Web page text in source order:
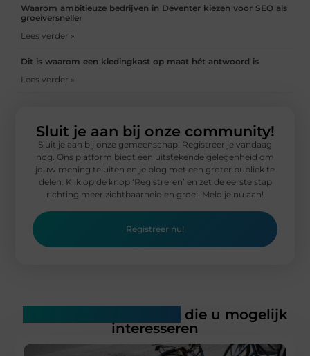
Waarom ambitieuze bedrijven in Deventer kiezen voor SEO als
groeiversneller
Lees verder »
Dit is waarom een kledingkast op maat hét antwoord is
Lees verder »
Sluit je aan bij onze community!
Sluit je aan bij onze gemeenschap! Registreer je vandaag
nog. Ons platform biedt een uitstekende gelegenheid om
jouw mening te uiten en je blog met een groter publiek te
delen. Klik op de knop ‘Registreren’ en zet de eerste stap
richting meer zichtbaarheid en groei. Meld je nu aan!
Registreer nu!
die u mogelijk
interesseren